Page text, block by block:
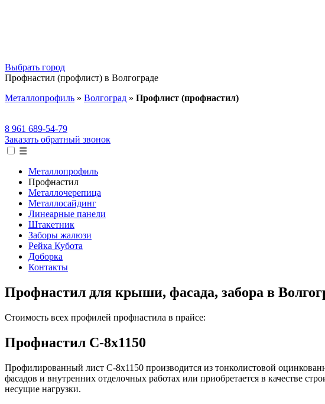
Выбрать город
Профнастил (профлист) в Волгограде
Металлопрофиль » Волгоград » Профлист (профнастил)
8 961 689-54-79
Заказать обратный звонок
☰
Металлопрофиль
Профнастил
Металлочерепица
Металлосайдинг
Линеарные панели
Штакетник
Заборы жалюзи
Рейка Кубота
Доборка
Контакты
Профнастил для крыши, фасада, забора в
Стоимость всех профилей профнастила в прайсе:
Профнастил С-8х1150
Профилированный лист С-8x1150 производится из тонколистовой
фасадов и внутренних отделочных работах или приобретается в качестве
несущие нагрузки.